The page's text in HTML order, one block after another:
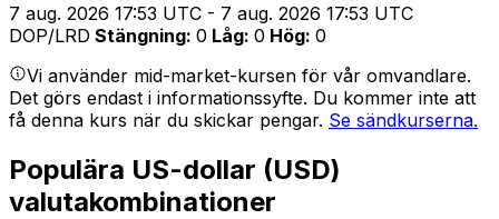
7 aug. 2026 17:53 UTC - 7 aug. 2026 17:53 UTC
DOP/LRD Stängning: 0 Låg: 0 Hög: 0
Vi använder mid-market-kursen för vår omvandlare.
Det görs endast i informationssyfte. Du kommer inte att
få denna kurs när du skickar pengar. Se sändkurserna.
Populära US-dollar (USD)
valutakombinationer